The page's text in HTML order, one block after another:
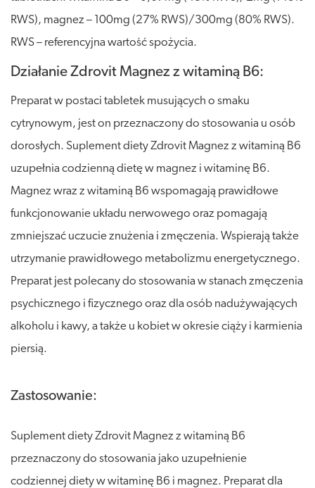
RWS), magnez – 100mg (27% RWS)/300mg (80% RWS).
RWS – referencyjna wartość spożycia.
Działanie Zdrovit Magnez z witaminą B6:
Preparat w postaci tabletek musujących o smaku
cytrynowym, jest on przeznaczony do stosowania u osób
dorosłych. Suplement diety Zdrovit Magnez z witaminą B6
uzupełnia codzienną dietę w magnez i witaminę B6.
Magnez wraz z witaminą B6 wspomagają prawidłowe
funkcjonowanie układu nerwowego oraz pomagają
zmniejszać uczucie znużenia i zmęczenia. Wspierają także
utrzymanie prawidłowego metabolizmu energetycznego.
Preparat jest polecany do stosowania w stanach zmęczenia
psychicznego i fizycznego oraz dla osób nadużywających
alkoholu i kawy, a także u kobiet w okresie ciąży i karmienia
piersią.
Zastosowanie:
Suplement diety Zdrovit Magnez z witaminą B6
przeznaczony do stosowania jako uzupełnienie
codziennej diety w witaminę B6 i magnez. Preparat dla